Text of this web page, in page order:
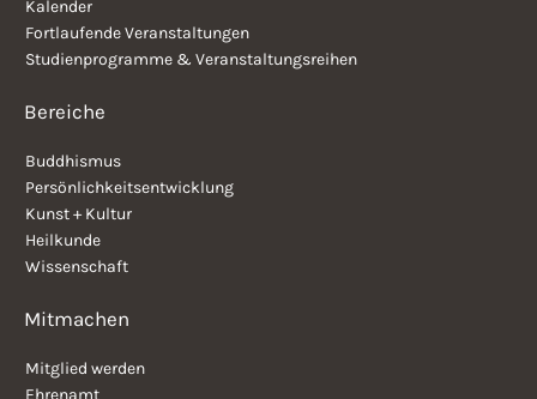
Kalender
Fortlaufende Veranstaltungen
Studienprogramme & Veranstaltungsreihen
Bereiche
Buddhismus
Persönlichkeitsentwicklung
Kunst + Kultur
Heilkunde
Wissenschaft
Mitmachen
Mitglied werden
Ehrenamt